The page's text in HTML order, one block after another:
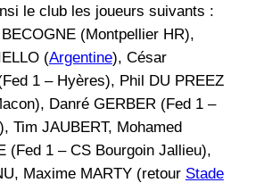
le club les joueurs suivants :
(Montpellier HR),
(Argentine), César
1 – Hyères), Phil DU PREEZ
Danré GERBER (Fed 1 –
Tim JAUBERT, Mohamed
(Fed 1 – CS Bourgoin Jallieu),
Maxime MARTY (retour Stade